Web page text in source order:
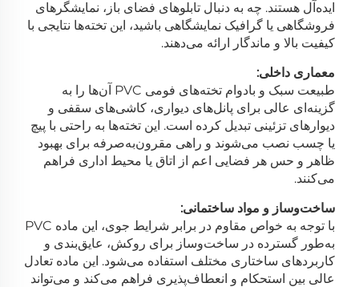
ایده‌آل هستند. چه به دنبال تابلوهای فضای باز، نمایشگرهای
فروشگاهی یا گرافیک نمایشگاهی باشید، این تخته‌ها نتایجی با
کیفیت بالا و ماندگار ارائه می‌دهند.
معماری داخلی:
طبیعت سبک و بادوام تخته‌های فومی PVC آن‌ها را به
گزینه‌ای عالی برای پانل‌های دیواری، کاشی‌های سقفی و
دیوارهای تزئینی تبدیل کرده است. این تخته‌ها به راحتی با پیچ
یا چسب نصب می‌شوند و راهی مقرون‌به‌صرفه برای بهبود
ظاهر و حس هر فضایی اعم از اتاق یا محیط اداری فراهم
می‌کنند.
ساخت‌وساز و مواد ساختمانی:
با توجه به خواص مقاوم در برابر شرایط جوی، این ماده PVC
به‌طور گسترده در ساخت‌وساز برای روکش، عایق‌بندی و
کاربردهای ساختاری مختلف استفاده می‌شود. این ماده تعادل
عالی بین استحکام و انعطاف‌پذیری فراهم می‌کند و می‌تواند